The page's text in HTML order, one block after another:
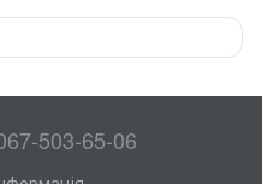
503-65-06